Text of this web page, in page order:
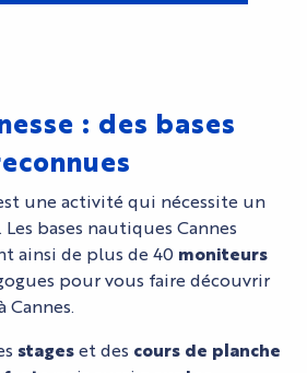
: des bases
une activité qui nécessite un
bases nautiques Cannes
ainsi de plus de 40 moniteurs
pour vous faire découvrir
stageset des cours de planche